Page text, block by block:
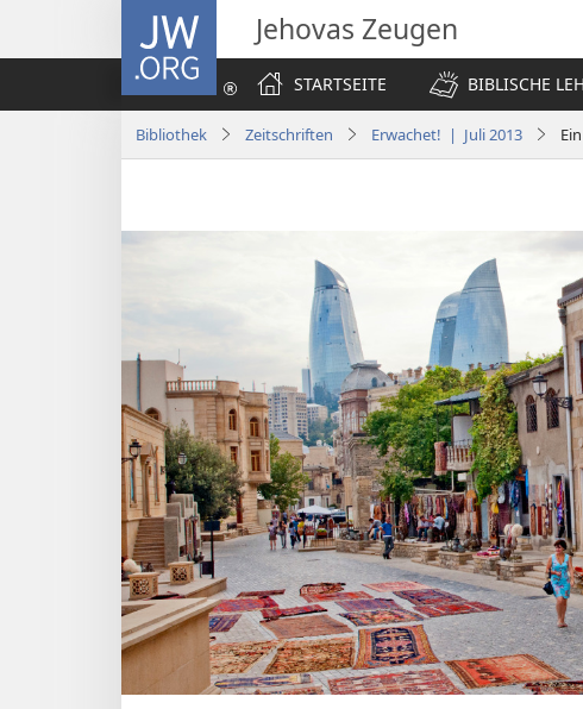
JW.ORG Jehovas Zeugen
STARTSEITE
BIBLISCHE
Bibliothek Zeitschriften Erwachet! | Juli 2013